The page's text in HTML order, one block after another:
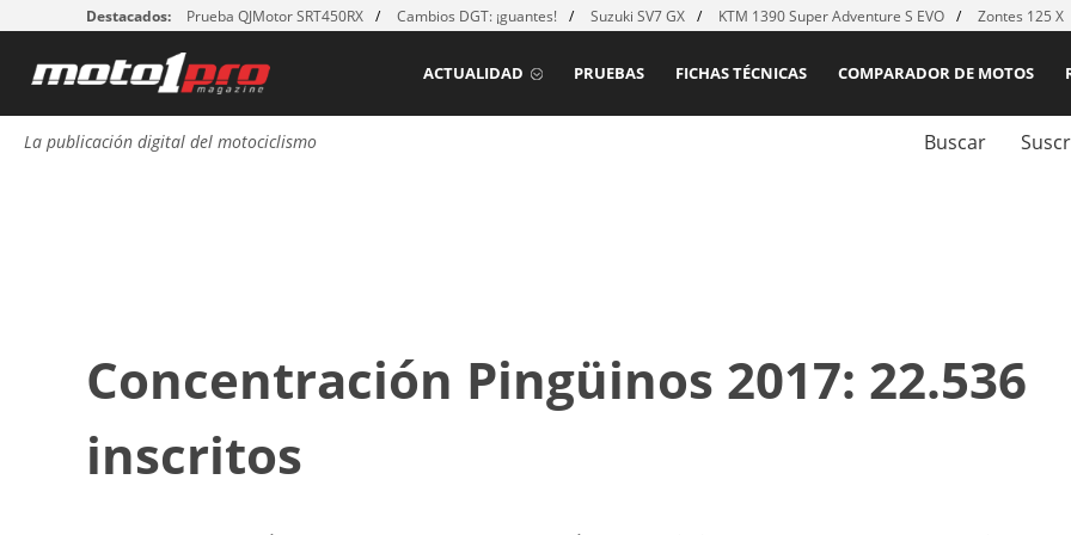
Destacados: Prueba QJMotor SRT450RX Cambios DGT: ¡guantes! Suzuki SV7 GX KTM 1390 Super Adventure S EVO Zontes 125 X
COMPARADOR DE MOTOS
FICHAS TÉCNICAS
PRUEBAS
ACTUALIDAD
La publicación digital del motociclismo Buscar
Concentración Pingüinos 2017: 22.536
inscritos